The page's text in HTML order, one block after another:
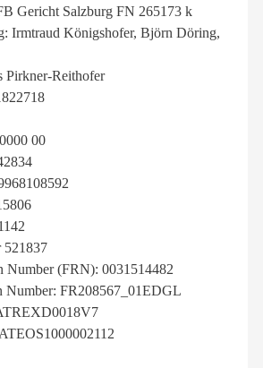
Gericht Salzburg FN 265173 k
Irmtraud Königshofer, Björn Döring,
Pirkner-Reithofer
00
Number (FRN): 0031514482
Number: FR208567_01EDGL